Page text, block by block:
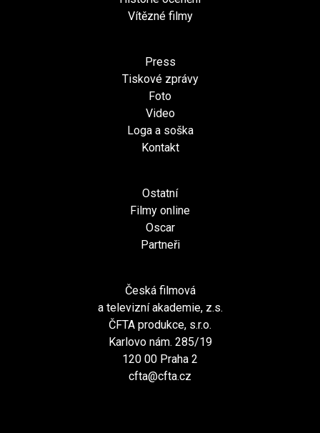
Vítězné filmy
Press
Tiskové zprávy
Foto
Video
Loga a soška
Kontakt
Ostatní
Filmy online
Oscar
Partneři
Česká filmová
a televizní akademie, z.s.
ČFTA produkce, s.r.o.
Karlovo nám. 285/19
120 00 Praha 2
cfta@cfta.cz